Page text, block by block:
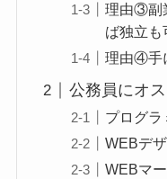
理由③副
ば独立も
理由④手
公務員にオ
プログラ
WEBデ
WEBマ